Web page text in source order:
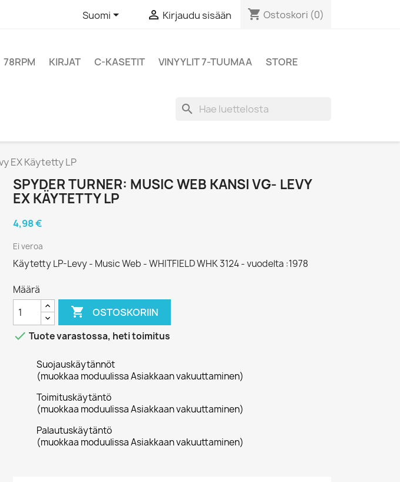
Suomi  Kirjaudu sisään shopping_cart Ostoskori (0)
78RPM KIRJAT C-KASETIT VINYYLIT 7-TUUMAA
STORE
search
EX Käytetty LP
SPYDER TURNER: MUSIC WEB KANSI VG- LEVY
EX KÄYTETTY LP
4,98 €
Ei veroa
Käytetty LP-Levy - Music Web - WHITFIELD WHK 3124 - vuodelta :1978
Määrä
 OSTOSKORIIN
 Tuote varastossa, heti toimitus
Suojauskäytännöt
(muokkaa moduulissa Asiakkaan vakuuttaminen)
Toimituskäytäntö
(muokkaa moduulissa Asiakkaan vakuuttaminen)
Palautuskäytäntö
(muokkaa moduulissa Asiakkaan vakuuttaminen)